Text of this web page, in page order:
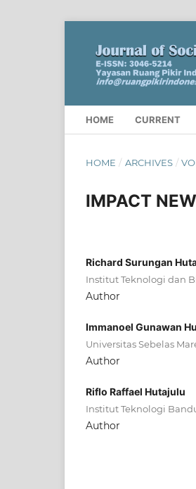
HOME CURRENT
HOME / ARCHIVES /
IMPACT
Richard Surungan
Institut Teknologi dan
Author
Immanoel Gunawan
Universitas Sebelas
Author
Riflo Raffael Hutajulu
Institut Teknologi
Author